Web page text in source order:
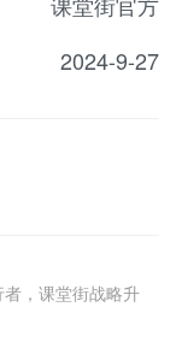
2024-9-27
者，课堂街战略升